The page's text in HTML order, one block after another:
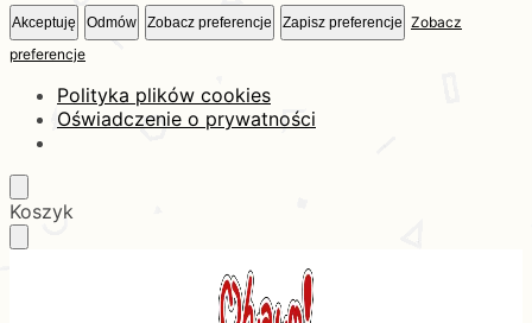
Akceptuję Odmów Zobacz preferencje Zapisz preferencje Zobacz
preferencje
Polityka plików cookies
Oświadczenie o prywatności
Skip
to
Skip
to
Koszyk